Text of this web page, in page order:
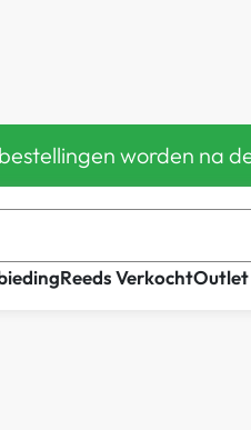
worden na
Reeds VerkochtOutlet